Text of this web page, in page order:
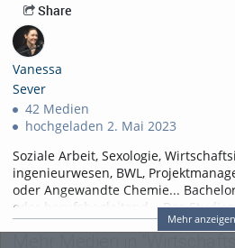
Share
Vanessa
Sever
42 Medien
hochgeladen 2. Mai 2023
Soziale Arbeit, Sexologie,
ingenieurwesen, BWL,
oder Angewandte Chemie...
oder berufsbegleitend... Das
Merseburg ist vielfältig undMehr anzeigen